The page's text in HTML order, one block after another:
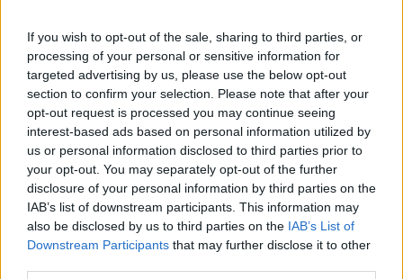
If you wish to opt-out of the sale, sharing to third parties, or
processing of your personal or sensitive information for
targeted advertising by us, please use the below opt-out
section to confirm your selection. Please note that after your
opt-out request is processed you may continue seeing
interest-based ads based on personal information utilized by
us or personal information disclosed to third parties prior to
your opt-out. You may separately opt-out of the further
disclosure of your personal information by third parties on the
IAB’s list of downstream participants. This information may
also be disclosed by us to third parties on the IAB’s List of
Downstream Participants that may further disclose it to other
1
6. marca 2018 v jednom z gruzńskych
lyžiarskych stredísk 12 ľudí bolo zranených na
lyžiarskom vleku (dvaja z nich sú vo vážnom
stave), ktorý z neznámych príčin nebezpečne
zrýchlil. Všetky náklady na liečbu a dopravu uhradí
postihnutým osobám ministerstvo hospodárstva.
Ministerstvo vo vyhlásení uviedlo, že sa už obrátilo na
rakúsku firmu Doppelmayr, výrobca lyžiarskeho vleku,
S
e
r
f
o
r
: